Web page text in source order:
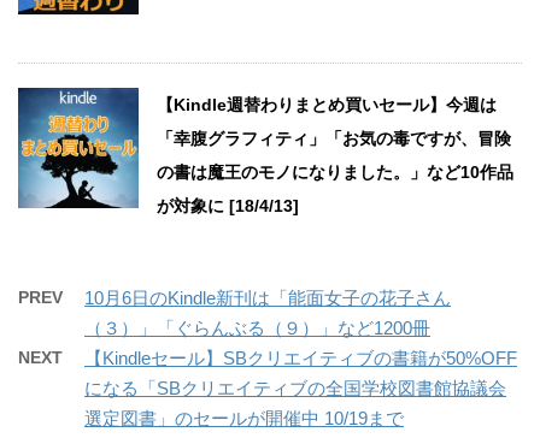
【Kindle週替わりまとめ買いセール】今週は
「幸腹グラフィティ」「お気の毒ですが、冒険
の書は魔王のモノになりました。」など10作品
が対象に [18/4/13]
PREV
10月6日のKindle新刊は「能面女子の花子さん
（３）」「ぐらんぶる（９）」など1200冊
NEXT
【Kindleセール】SBクリエイティブの書籍が50%OFF
になる「SBクリエイティブの全国学校図書館協議会
選定図書」のセールが開催中 10/19まで